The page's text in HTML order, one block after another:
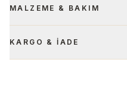
MALZEME & BAKIM
KARGO & İADE